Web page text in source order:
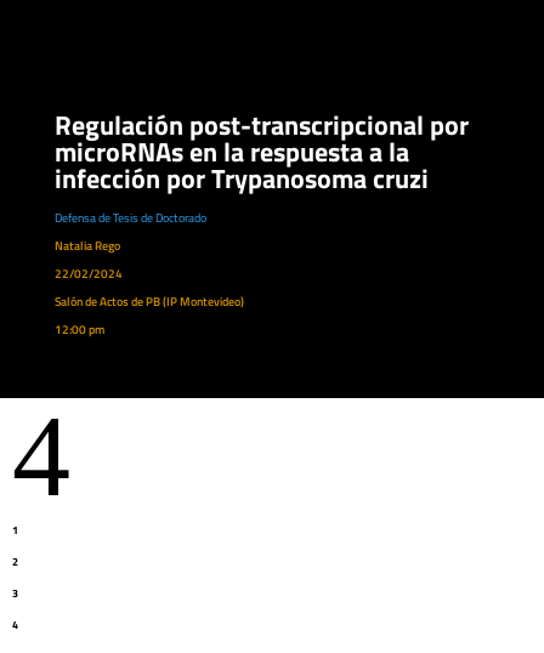
Regulación post-transcripcional por
microRNAs en la respuesta a la
infección por Trypanosoma cruzi
Defensa de Tesis de Doctorado
Natalia Rego
22/02/2024
Salón de Actos de PB (IP Montevideo)
12:00 pm
4
1
2
3
4